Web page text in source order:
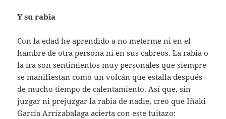
Y su rabia
Con la edad he aprendido a no meterme ni en el
hambre de otra persona ni en sus cabreos. La rabia o
la ira son sentimientos muy personales que siempre
se manifiestan como un volcán que estalla después
de mucho tiempo de calentamiento. Así que, sin
juzgar ni prejuzgar la rabia de nadie, creo que Iñaki
García Arrizabalaga acierta con este tuitazo: